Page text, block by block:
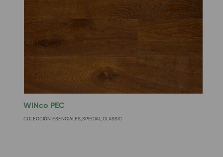
WINco PEC
COLECCIÓN ESENCIALES,SPECIAL,CLASSIC